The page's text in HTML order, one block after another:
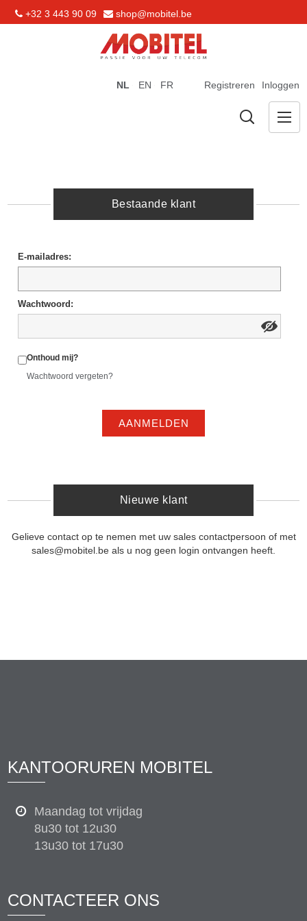
+32 3 443 90 09 shop@mobitel.be
Registreren Inloggen
NL EN FR
Bestaande klant
E-mailadres:
Wachtwoord:
Onthoud mij?
Wachtwoord vergeten?
AANMELDEN
Nieuwe klant
Gelieve contact op te nemen met uw sales contactpersoon of met
sales@mobitel.be als u nog geen login ontvangen heeft.
KANTOORUREN MOBITEL
Maandag tot vrijdag
8u30 tot 12u30
13u30 tot 17u30
CONTACTEER ONS